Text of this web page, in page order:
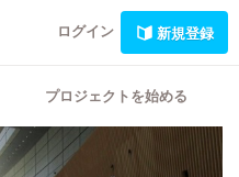
ログイン 新規登録
プロジェクトを始める